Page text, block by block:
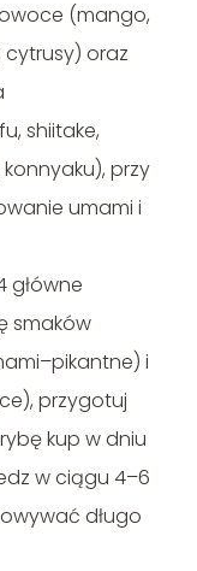
(mango,
cytrusy) oraz
shiitake,
przy
umami i
główne
smaków
i
przygotuj
kup w dniu
w ciągu 4–6
długo